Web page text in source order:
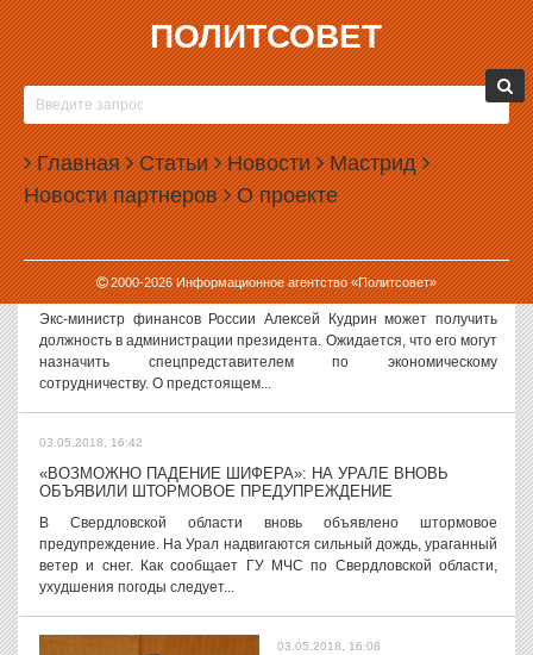
ПОЛИТСОВЕТ
Главная Статьи Новости Мастрид
Новости партнеров О проекте
2000-2026Информационное агентство «Политсовет»
03.05.2018, 17:51
ЕКАТЕРИНБУРЖЦАМ ЗАПРЕТИЛИ ХОДИТЬ В ЛЕС
Администрация Екатеринбурга ввела на территории города
особый противопожарный режим. Горожанам запретили ходить в
лес. Как следует из постановления, подписанного главой
администрации Александром...
03.05.2018, 17:03
КУДРИНУ ПРОЧАТ ДОЛЖНОСТЬ В КРЕМЛЕ
Экс-министр финансов России Алексей Кудрин может получить
должность в администрации президента. Ожидается, что его могут
назначить спецпредставителем по экономическому
сотрудничеству. О предстоящем...
03.05.2018, 16:42
«ВОЗМОЖНО ПАДЕНИЕ ШИФЕРА»: НА УРАЛЕ ВНОВЬ
ОБЪЯВИЛИ ШТОРМОВОЕ ПРЕДУПРЕЖДЕНИЕ
В Свердловской области вновь объявлено штормовое
предупреждение. На Урал надвигаются сильный дождь, ураганный
ветер и снег. Как сообщает ГУ МЧС по Свердловской области,
ухудшения погоды следует...
03.05.2018, 16:08